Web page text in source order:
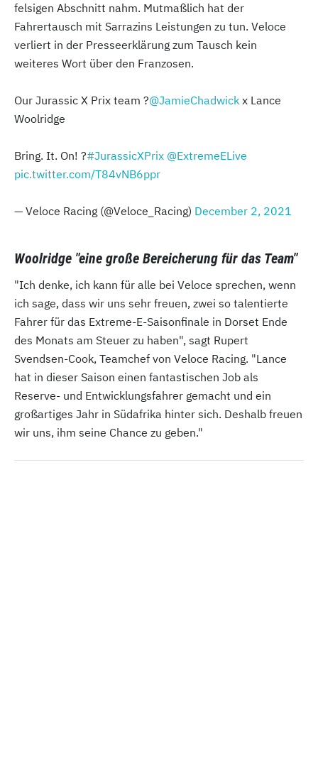
felsigen Abschnitt nahm. Mutmaßlich hat der
Fahrertausch mit Sarrazins Leistungen zu tun. Veloce
verliert in der Presseerklärung zum Tausch kein
weiteres Wort über den Franzosen.
Our Jurassic X Prix team ?@JamieChadwick x Lance
Woolridge
Bring. It. On! ?#JurassicXPrix @ExtremeELive
pic.twitter.com/T84vNB6ppr
— Veloce Racing (@Veloce_Racing) December 2, 2021
Woolridge "eine große Bereicherung für das Team"
"Ich denke, ich kann für alle bei Veloce sprechen, wenn
ich sage, dass wir uns sehr freuen, zwei so talentierte
Fahrer für das Extreme-E-Saisonfinale in Dorset Ende
des Monats am Steuer zu haben", sagt Rupert
Svendsen-Cook, Teamchef von Veloce Racing. "Lance
hat in dieser Saison einen fantastischen Job als
Reserve- und Entwicklungsfahrer gemacht und ein
großartiges Jahr in Südafrika hinter sich. Deshalb freuen
wir uns, ihm seine Chance zu geben."